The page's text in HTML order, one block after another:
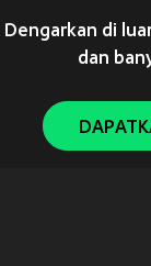
Dengarkan di
dan